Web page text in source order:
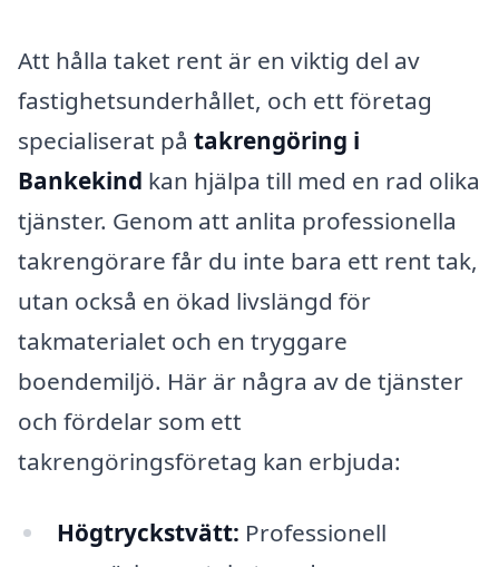
Att hålla taket rent är en viktig del av
fastighetsunderhållet, och ett företag
specialiserat på takrengöring i
Bankekind kan hjälpa till med en rad olika
tjänster. Genom att anlita professionella
takrengörare får du inte bara ett rent tak,
utan också en ökad livslängd för
takmaterialet och en tryggare
boendemiljö. Här är några av de tjänster
och fördelar som ett
takrengöringsföretag kan erbjuda:
Högtryckstvätt: Professionell